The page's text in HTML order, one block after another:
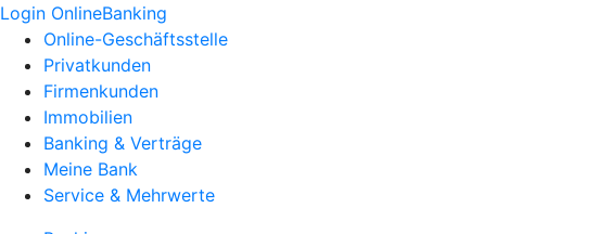
Login OnlineBanking
Online-Geschäftsstelle
Privatkunden
Firmenkunden
Immobilien
Banking & Verträge
Meine Bank
Service & Mehrwerte